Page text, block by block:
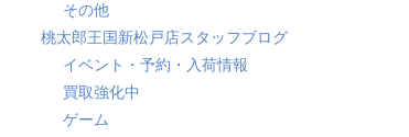
その他
桃太郎王国新松戸店スタッフブログ
イベント・予約・入荷情報
買取強化中
ゲーム